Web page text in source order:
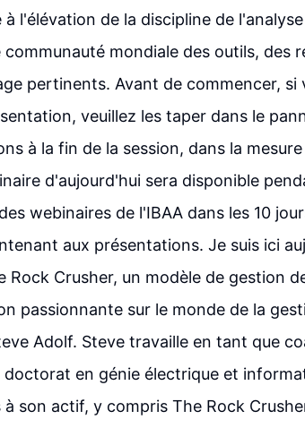
l'élévation de la discipline de
mondiale des outils, des
pertinents. Avant de commencer, si
veuillez les taper dans le
à la fin de la session, dans la
d'aujourd'hui sera disponible
webinaires de l'IBAA dans les 10
aux présentations. Je suis ici
Rock Crusher, un modèle de gestion
passionnante sur le monde de la
Adolf. Steve travaille en tant que
en génie électrique et
son actif, y compris The Rock